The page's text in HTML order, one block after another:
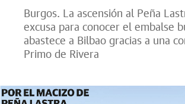
Burgos. La ascensión al Peña
excusa para conocer el embalse
abastece a Bilbao gracias a una
Primo de Rivera